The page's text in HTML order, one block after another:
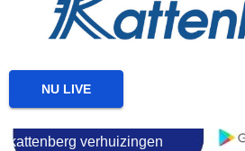
kattenberg verhuizingen
NU LIVE